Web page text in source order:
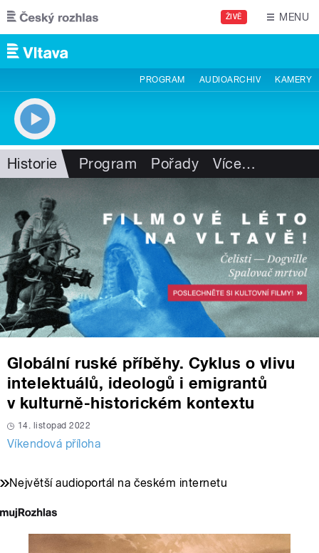
Přejít k hlavnímu obsahu
ŽIVĚ MENU
PROGRAM AUDIOARCHIV KAMERY
Historie Program Pořady Více…
Globální ruské příběhy. Cyklus o vlivu
intelektuálů, ideologů i emigrantů
v kulturně-historickém kontextu
14. listopad 2022
Víkendová příloha
Největší audioportál na českém internetu